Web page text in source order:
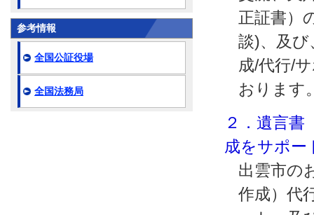
正証書）
談)、及び
成/代行/
おります
２．遺言書
成をサポー
出雲市の
作成）代
参考情報
全国公証役場
全国法務局